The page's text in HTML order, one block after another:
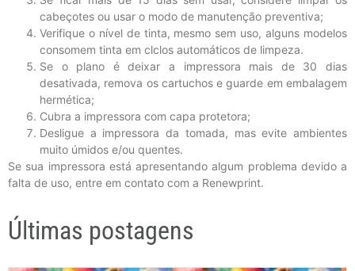
cabeçotes ou usar o modo de manutenção preventiva;
Verifique o nível de tinta, mesmo sem uso, alguns modelos
consomem tinta em clclos automáticos de limpeza.
Se o plano é deixar a impressora mais de 30 dias
desativada, remova os cartuchos e guarde em embalagem
hermética;
Cubra a impressora com capa protetora;
Desligue a impressora da tomada, mas evite ambientes
muito úmidos e/ou quentes.
Se sua impressora está apresentando algum problema devido a
falta de uso, entre em contato com a Renewprint.
Últimas postagens